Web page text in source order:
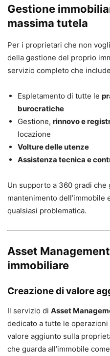
Gestione
massima tutela
Per i proprietari che non
della gestione del proprio
servizio completo che
Espletamento di tutte le
burocratiche
Gestione, rinnovo e
locazione
Volture delle utenze
Assistenza tecnica e
Un supporto a 360 gradi che
mantenimento
qualsiasi problematica.
Asset
immobiliare
Creazione di valore
Il servizio di Asset
dedicato a tutte le
valore aggiunto sulla
che guarda all’immobile